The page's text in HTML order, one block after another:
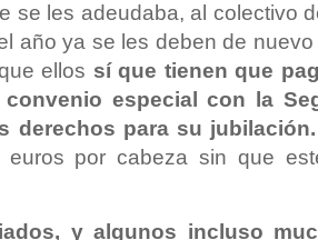
se les adeudaba, al colectivo
año ya se les deben de
ellos sí que tienen que
especial con la
derechos para su jubilación.
euros por cabeza sin que
y algunos incluso